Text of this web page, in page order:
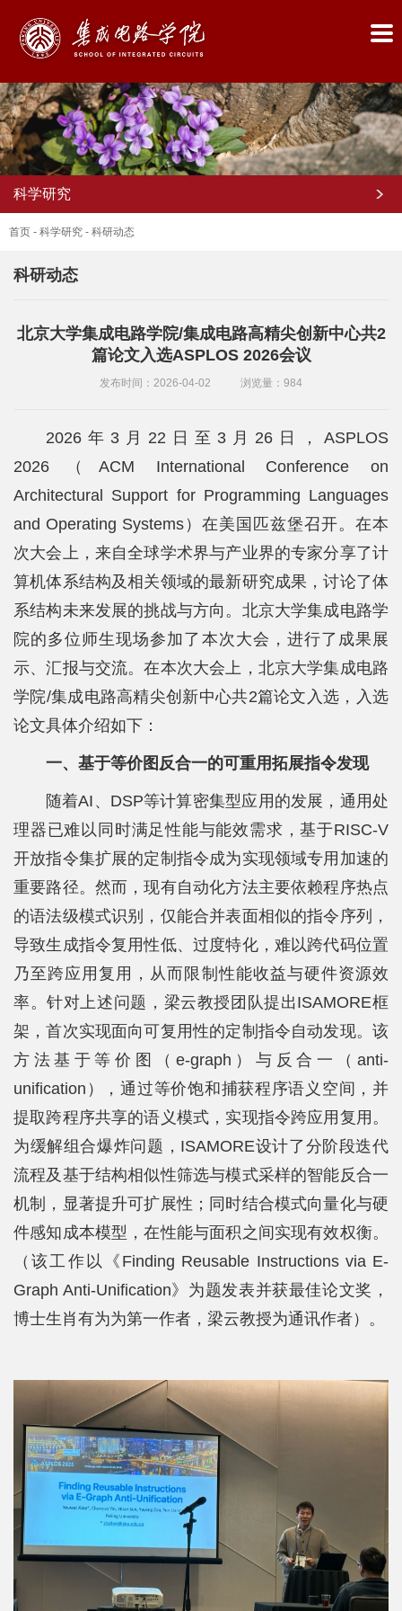
页
所
中
师
资
队
研
究
党
思
政
人
培
养
平
基
学
作
招
贤
纳
科学研究
首页 - 科学研究 - 科研动态
科研动态
北京大学集成电路学院/集成电路高精尖创新中心共2
篇论文入选ASPLOS 2026会议
发布时间：2026-04-02 浏览量： 984
2026年3月22日至3月26日，ASPLOS
2026（ACM International Conference on
Architectural Support for Programming Languages
and Operating Systems）在美国匹兹堡召开。在本
次大会上，来自全球学术界与产业界的专家分享了计
算机体系结构及相关领域的最新研究成果，讨论了体
系结构未来发展的挑战与方向。北京大学集成电路学
院的多位师生现场参加了本次大会，进行了成果展
示、汇报与交流。在本次大会上，北京大学集成电路
学院/集成电路高精尖创新中心共2篇论文入选，入选
论文具体介绍如下：
一、基于等价图反合一的可重用拓展指令发现
随着AI、DSP等计算密集型应用的发展，通用处
理器已难以同时满足性能与能效需求，基于RISC-V
开放指令集扩展的定制指令成为实现领域专用加速的
重要路径。然而，现有自动化方法主要依赖程序热点
的语法级模式识别，仅能合并表面相似的指令序列，
导致生成指令复用性低、过度特化，难以跨代码位置
乃至跨应用复用，从而限制性能收益与硬件资源效
率。针对上述问题，梁云教授团队提出ISAMORE框
架，首次实现面向可复用性的定制指令自动发现。该
方法基于等价图（e-graph）与反合一（anti-
unification），通过等价饱和捕获程序语义空间，并
提取跨程序共享的语义模式，实现指令跨应用复用。
为缓解组合爆炸问题，ISAMORE设计了分阶段迭代
流程及基于结构相似性筛选与模式采样的智能反合一
机制，显著提升可扩展性；同时结合模式向量化与硬
件感知成本模型，在性能与面积之间实现有效权衡。
（该工作以《Finding Reusable Instructions via E-
Graph Anti-Unification》为题发表并获最佳论文奖，
博士生肖有为为第一作者，梁云教授为通讯作者）。